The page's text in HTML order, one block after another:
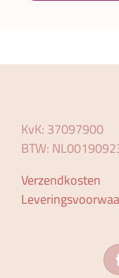
KvK: 37097900
BTW:
Verzendkosten